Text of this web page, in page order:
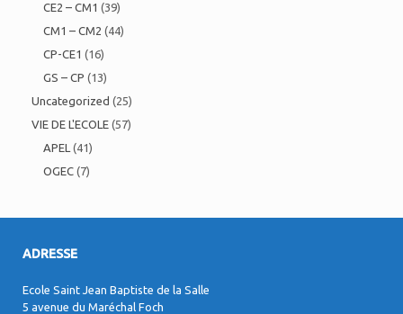
CE2 – CM1 (39)
CM1 – CM2 (44)
CP-CE1 (16)
GS – CP (13)
Uncategorized (25)
VIE DE L'ECOLE (57)
APEL (41)
OGEC (7)
ADRESSE
Ecole Saint Jean Baptiste de la Salle
5 avenue du Maréchal Foch